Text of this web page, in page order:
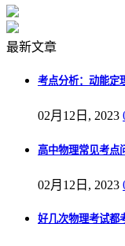
最新文章
考点分析：动能定
02月12日, 2023
高中物理常见考点
02月12日, 2023
好几次物理考试都